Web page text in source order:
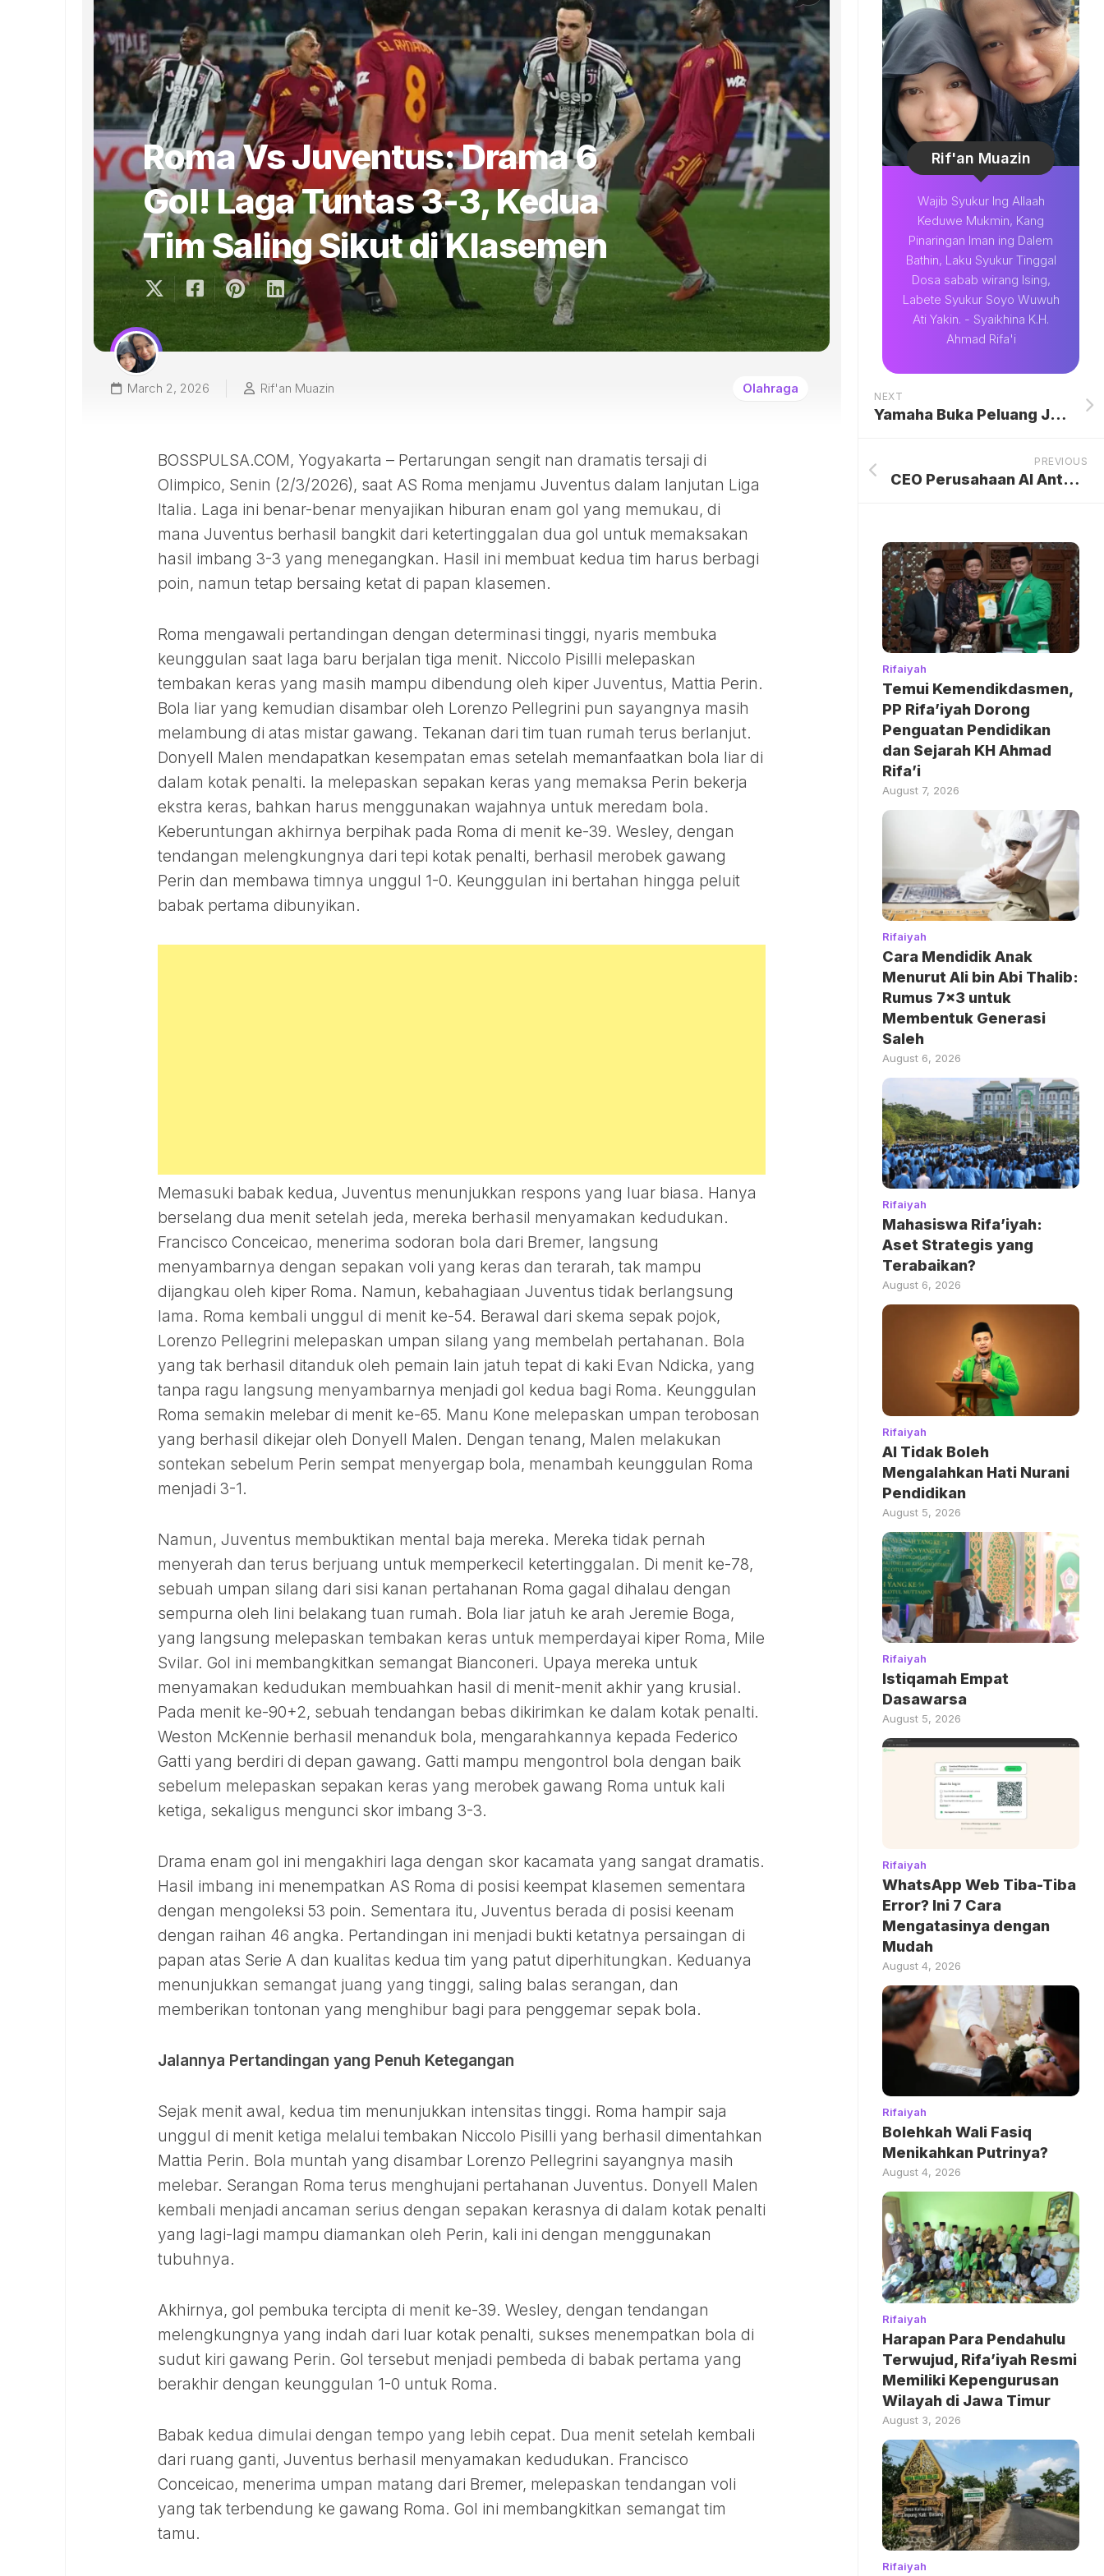
Roma Vs Juventus: Drama 6
Gol! Laga Tuntas 3-3, Kedua
Tim Saling Sikut di Klasemen
March 2, 2026 Rif'an Muazin Olahraga
BOSSPULSA.COM, Yogyakarta – Pertarungan sengit nan dramatis tersaji di
Olimpico, Senin (2/3/2026), saat AS Roma menjamu Juventus dalam lanjutan Liga
Italia. Laga ini benar-benar menyajikan hiburan enam gol yang memukau, di
mana Juventus berhasil bangkit dari ketertinggalan dua gol untuk memaksakan
hasil imbang 3-3 yang menegangkan. Hasil ini membuat kedua tim harus berbagi
poin, namun tetap bersaing ketat di papan klasemen.
Roma mengawali pertandingan dengan determinasi tinggi, nyaris membuka
keunggulan saat laga baru berjalan tiga menit. Niccolo Pisilli melepaskan
tembakan keras yang masih mampu dibendung oleh kiper Juventus, Mattia Perin.
Bola liar yang kemudian disambar oleh Lorenzo Pellegrini pun sayangnya masih
melambung di atas mistar gawang. Tekanan dari tim tuan rumah terus berlanjut.
Donyell Malen mendapatkan kesempatan emas setelah memanfaatkan bola liar di
dalam kotak penalti. Ia melepaskan sepakan keras yang memaksa Perin bekerja
ekstra keras, bahkan harus menggunakan wajahnya untuk meredam bola.
Keberuntungan akhirnya berpihak pada Roma di menit ke-39. Wesley, dengan
tendangan melengkungnya dari tepi kotak penalti, berhasil merobek gawang
Perin dan membawa timnya unggul 1-0. Keunggulan ini bertahan hingga peluit
babak pertama dibunyikan.
Memasuki babak kedua, Juventus menunjukkan respons yang luar biasa. Hanya
berselang dua menit setelah jeda, mereka berhasil menyamakan kedudukan.
Francisco Conceicao, menerima sodoran bola dari Bremer, langsung
menyambarnya dengan sepakan voli yang keras dan terarah, tak mampu
dijangkau oleh kiper Roma. Namun, kebahagiaan Juventus tidak berlangsung
lama. Roma kembali unggul di menit ke-54. Berawal dari skema sepak pojok,
Lorenzo Pellegrini melepaskan umpan silang yang membelah pertahanan. Bola
yang tak berhasil ditanduk oleh pemain lain jatuh tepat di kaki Evan Ndicka, yang
tanpa ragu langsung menyambarnya menjadi gol kedua bagi Roma. Keunggulan
Roma semakin melebar di menit ke-65. Manu Kone melepaskan umpan terobosan
yang berhasil dikejar oleh Donyell Malen. Dengan tenang, Malen melakukan
sontekan sebelum Perin sempat menyergap bola, menambah keunggulan Roma
menjadi 3-1.
Namun, Juventus membuktikan mental baja mereka. Mereka tidak pernah
menyerah dan terus berjuang untuk memperkecil ketertinggalan. Di menit ke-78,
sebuah umpan silang dari sisi kanan pertahanan Roma gagal dihalau dengan
sempurna oleh lini belakang tuan rumah. Bola liar jatuh ke arah Jeremie Boga,
yang langsung melepaskan tembakan keras untuk memperdayai kiper Roma, Mile
Svilar. Gol ini membangkitkan semangat Bianconeri. Upaya mereka untuk
menyamakan kedudukan membuahkan hasil di menit-menit akhir yang krusial.
Pada menit ke-90+2, sebuah tendangan bebas dikirimkan ke dalam kotak penalti.
Weston McKennie berhasil menanduk bola, mengarahkannya kepada Federico
Gatti yang berdiri di depan gawang. Gatti mampu mengontrol bola dengan baik
sebelum melepaskan sepakan keras yang merobek gawang Roma untuk kali
ketiga, sekaligus mengunci skor imbang 3-3.
Drama enam gol ini mengakhiri laga dengan skor kacamata yang sangat dramatis.
Hasil imbang ini menempatkan AS Roma di posisi keempat klasemen sementara
dengan mengoleksi 53 poin. Sementara itu, Juventus berada di posisi keenam
dengan raihan 46 angka. Pertandingan ini menjadi bukti ketatnya persaingan di
papan atas Serie A dan kualitas kedua tim yang patut diperhitungkan. Keduanya
menunjukkan semangat juang yang tinggi, saling balas serangan, dan
memberikan tontonan yang menghibur bagi para penggemar sepak bola.
Jalannya Pertandingan yang Penuh Ketegangan
Sejak menit awal, kedua tim menunjukkan intensitas tinggi. Roma hampir saja
unggul di menit ketiga melalui tembakan Niccolo Pisilli yang berhasil dimentahkan
Mattia Perin. Bola muntah yang disambar Lorenzo Pellegrini sayangnya masih
melebar. Serangan Roma terus menghujani pertahanan Juventus. Donyell Malen
kembali menjadi ancaman serius dengan sepakan kerasnya di dalam kotak penalti
yang lagi-lagi mampu diamankan oleh Perin, kali ini dengan menggunakan
tubuhnya.
Akhirnya, gol pembuka tercipta di menit ke-39. Wesley, dengan tendangan
melengkungnya yang indah dari luar kotak penalti, sukses menempatkan bola di
sudut kiri gawang Perin. Gol tersebut menjadi pembeda di babak pertama yang
berakhir dengan keunggulan 1-0 untuk Roma.
Babak kedua dimulai dengan tempo yang lebih cepat. Dua menit setelah kembali
dari ruang ganti, Juventus berhasil menyamakan kedudukan. Francisco
Conceicao, menerima umpan matang dari Bremer, melepaskan tendangan voli
yang tak terbendung ke gawang Roma. Gol ini membangkitkan semangat tim
tamu.
Rif'an Muazin
Wajib Syukur Ing Allaah
Keduwe Mukmin, Kang
Pinaringan Iman ing Dalem
Bathin, Laku Syukur Tinggal
Dosa sabab wirang Ising,
Labete Syukur Soyo Wuwuh
Ati Yakin. - Syaikhina K.H.
Ahmad Rifa'i
NEXT
Yamaha Buka Peluang Jadi Pemasok Motor Operasional Kopdes Merah Putih
PREVIOUS
CEO Perusahaan AI Anthropic Pastikan Takkan Patuhi Militer AS
Rifaiyah
Temui Kemendikdasmen,
PP Rifa’iyah Dorong
Penguatan Pendidikan
dan Sejarah KH Ahmad
Rifa’i
August 7, 2026
Rifaiyah
Cara Mendidik Anak
Menurut Ali bin Abi Thalib:
Rumus 7×3 untuk
Membentuk Generasi
Saleh
August 6, 2026
Rifaiyah
Mahasiswa Rifa’iyah:
Aset Strategis yang
Terabaikan?
August 6, 2026
Rifaiyah
AI Tidak Boleh
Mengalahkan Hati Nurani
Pendidikan
August 5, 2026
Rifaiyah
Istiqamah Empat
Dasawarsa
August 5, 2026
Rifaiyah
WhatsApp Web Tiba-Tiba
Error? Ini 7 Cara
Mengatasinya dengan
Mudah
August 4, 2026
Rifaiyah
Bolehkah Wali Fasiq
Menikahkan Putrinya?
August 4, 2026
Rifaiyah
Harapan Para Pendahulu
Terwujud, Rifa’iyah Resmi
Memiliki Kepengurusan
Wilayah di Jawa Timur
August 3, 2026
Rifaiyah